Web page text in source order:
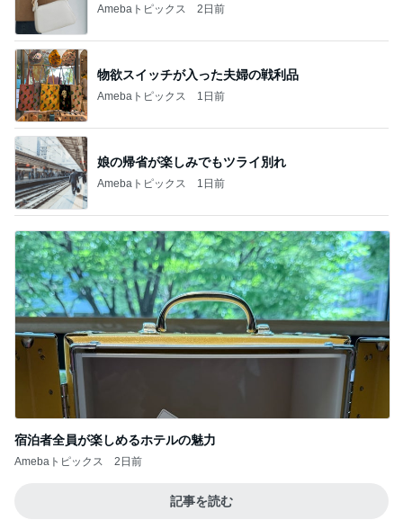
Amebaトピックス 2日前
物欲スイッチが入った夫婦の戦利品
Amebaトピックス 1日前
娘の帰省が楽しみでもツライ別れ
Amebaトピックス 1日前
宿泊者全員が楽しめるホテルの魅力
Amebaトピックス 2日前
記事を読む